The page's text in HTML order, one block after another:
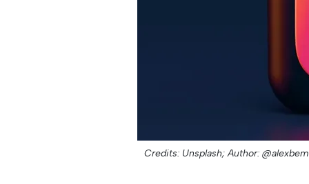
Credits: Unsplash; Author: